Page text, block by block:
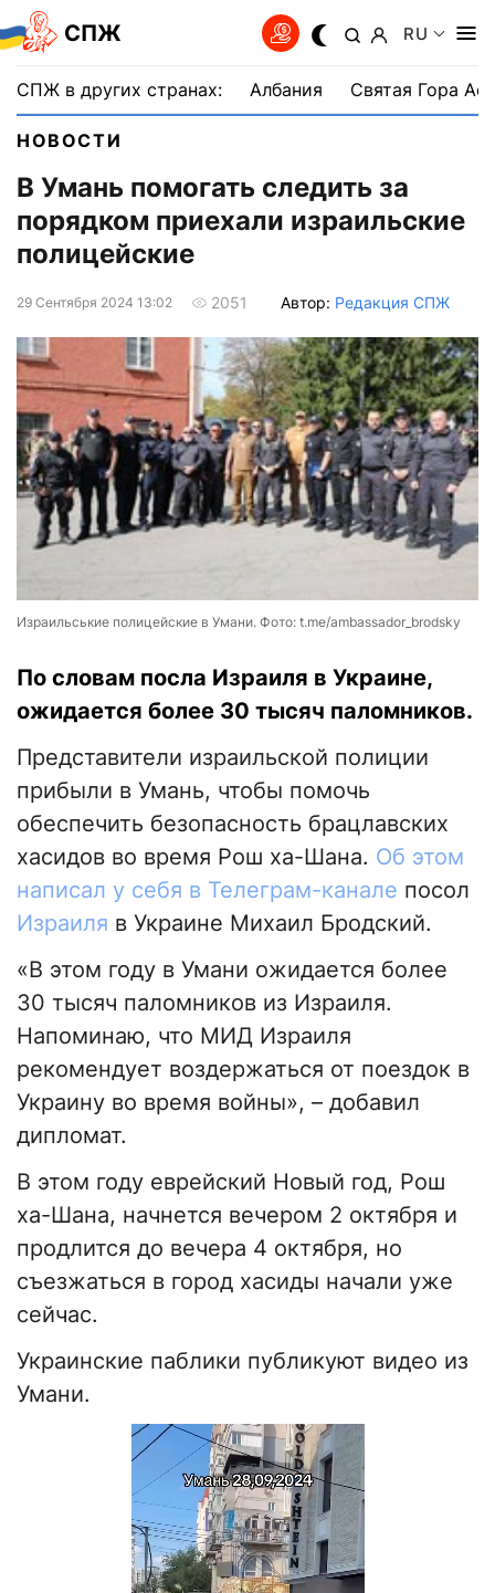
СПЖ RU
СПЖ в других странах: Албания Святая Гора
НОВОСТИ
В Умань помогать следить за
порядком приехали израильские
полицейские
29 Сентября 2024 13:02 2051 Автор: Редакция СПЖ
Израильськие полицейские в Умани. Фото: t.me/ambassador_brodsky
По словам посла Израиля в Украине,
ожидается более 30 тысяч паломников.
Представители израильской полиции
прибыли в Умань, чтобы помочь
обеспечить безопасность брацлавских
хасидов во время Рош ха-Шана. Об этом
написал у себя в Телеграм-канале посол
Израиля в Украине Михаил Бродский.
«В этом году в Умани ожидается более
30 тысяч паломников из Израиля.
Напоминаю, что МИД Израиля
рекомендует воздержаться от поездок в
Украину во время войны», – добавил
дипломат.
В этом году еврейский Новый год, Рош
ха-Шана, начнется вечером 2 октября и
продлится до вечера 4 октября, но
съезжаться в город хасиды начали уже
сейчас.
Украинские паблики публикуют видео из
Умани.